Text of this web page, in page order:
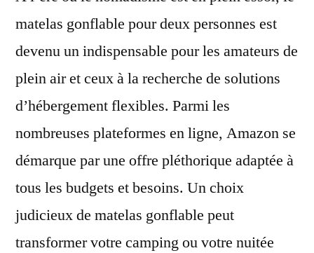
matelas gonflable pour deux personnes est
devenu un indispensable pour les amateurs de
plein air et ceux à la recherche de solutions
d’hébergement flexibles. Parmi les
nombreuses plateformes en ligne, Amazon se
démarque par une offre pléthorique adaptée à
tous les budgets et besoins. Un choix
judicieux de matelas gonflable peut
transformer votre camping ou votre nuitée